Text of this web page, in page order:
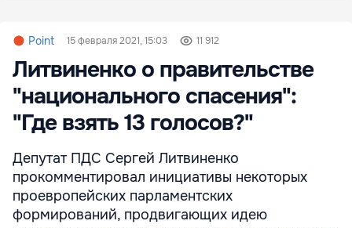
Point 15 февраля 2021, 15:03 11 912
Литвиненко о правительстве
"национального спасения":
"Где взять 13 голосов?"
Депутат ПДС Сергей Литвиненко
прокомментировал инициативы некоторых
проевропейских парламентских
формирований, продвигающих идею